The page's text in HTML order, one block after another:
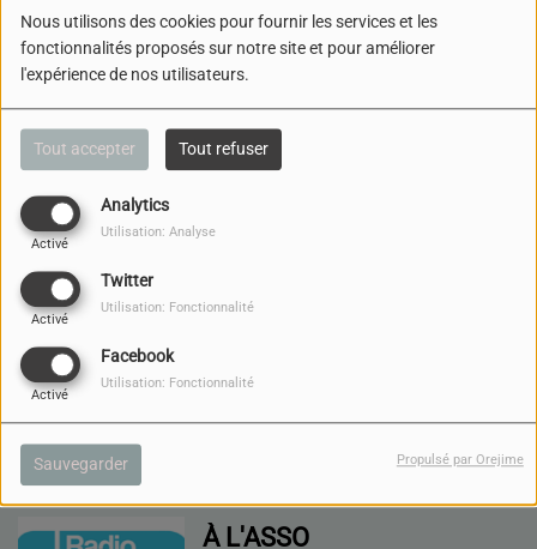
Nous utilisons des cookies pour fournir les services et les
fonctionnalités proposés sur notre site et pour améliorer
l'expérience de nos utilisateurs.
Tout accepter Tout refuser
Analytics
Activé
Utilisation: Analyse
Twitter
Activé
Utilisation: Fonctionnalité
Facebook
Activé
Utilisation: Fonctionnalité
Sauvegarder Propulsé par Orejime
PROJET MÉMOIRE-LYCÉE
CHARLES DE GAULLE
LES MURMURES DE
À L'ASSO